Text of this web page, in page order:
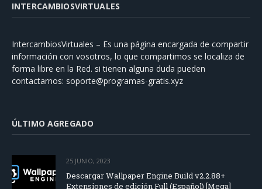
INTERCAMBIOSVIRTUALES
IntercambiosVirtuales – Es una página encargada de compartir
información con vosotros, lo que compartimos se localiza de
forma libre en la Red. si tienen alguna duda pueden
contactarnos: soporte@programas-gratis.xyz
ÚLTIMO AGREGADO
25 JUNIO, 2023
Descargar Wallpaper Engine Build v2.2.88+
Extensiones de edición Full (Español) [Mega]